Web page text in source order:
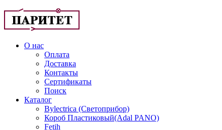
О нас
Оплата
Доставка
Контакты
Сертификаты
Поиск
Каталог
Bylectrica (Светоприбор)
Короб Пластиковый(Adal PANO)
Fetih